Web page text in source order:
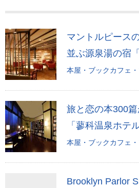
マントルピース
並ぶ源泉湯の宿
本屋・ブックカフェ
旅と恋の本300
「蓼科温泉ホテ
本屋・ブックカフェ
Brooklyn Parlor